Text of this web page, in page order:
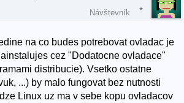
Návštevník
na co budes potrebovat ovladac je
cez "Dodatocne ovladace"
distribucie). Vsetko ostatne
...) by malo fungovat bez nutnosti
Linux uz ma v sebe kopu ovladacov